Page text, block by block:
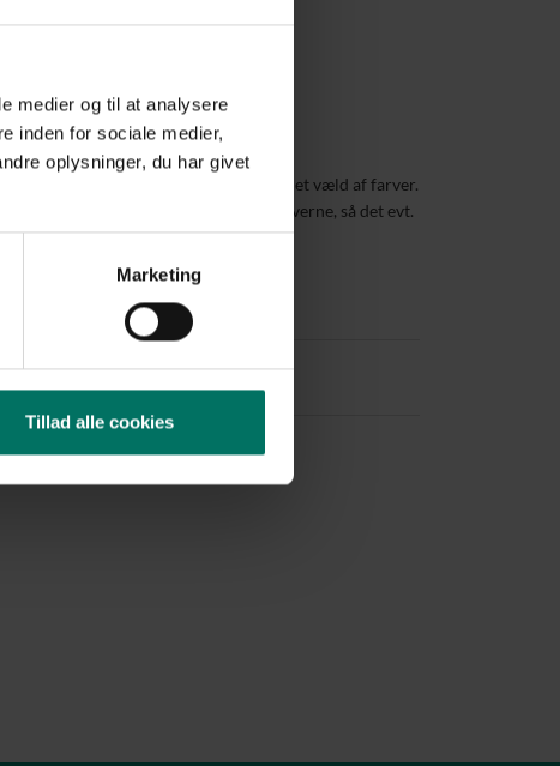
medier og til at analysere
inden for sociale medier,
oplysninger, du har givet
Marketing
Tillad alle cookies
denne løsning
fås i flere forskellige varianter og i et væld af farver.
sit eget udtryk ved hjælp af farverne, så det evt.